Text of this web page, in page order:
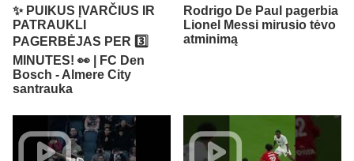
✨ PUIKUS ĮVARČIUS IR
PATRAUKLI
PAGERBĖJAS PER 3️⃣
MINUTES! 👀 | FC Den
Bosch - Almere City
santrauka
Rodrigo De Paul pagerbia
Lionel Messi mirusio tėvo
atminimą